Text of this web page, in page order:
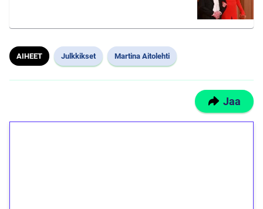
AIHEET Julkkikset Martina Aitolehti
Jaa